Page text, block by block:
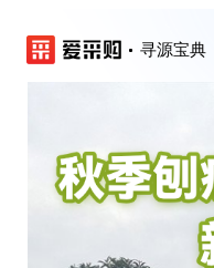
寻源宝典